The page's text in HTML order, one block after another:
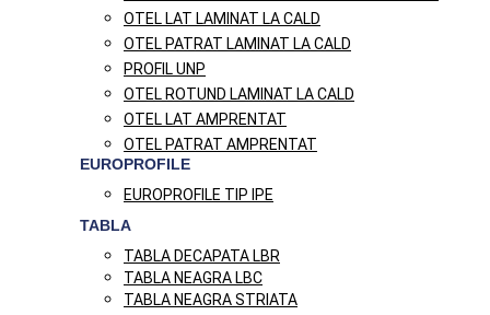
OTEL LAT LAMINAT LA CALD
OTEL PATRAT LAMINAT LA CALD
PROFIL UNP
OTEL ROTUND LAMINAT LA CALD
OTEL LAT AMPRENTAT
OTEL PATRAT AMPRENTAT
EUROPROFILE
EUROPROFILE TIP IPE
TABLA
TABLA DECAPATA LBR
TABLA NEAGRA LBC
TABLA NEAGRA STRIATA